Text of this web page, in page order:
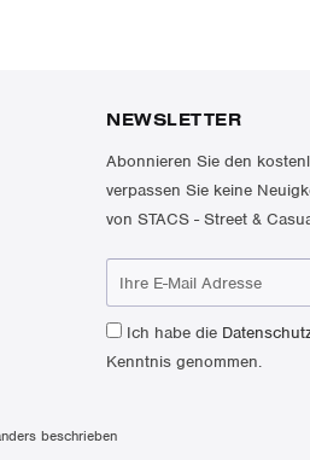
NEWSLETTER
Abonnieren Sie den
verpassen Sie keine
von STACS - Street &
Ich habe die
Kenntnis genommen.
beschrieben